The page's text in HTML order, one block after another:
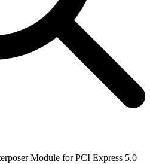
Module for PCI Express 5.0